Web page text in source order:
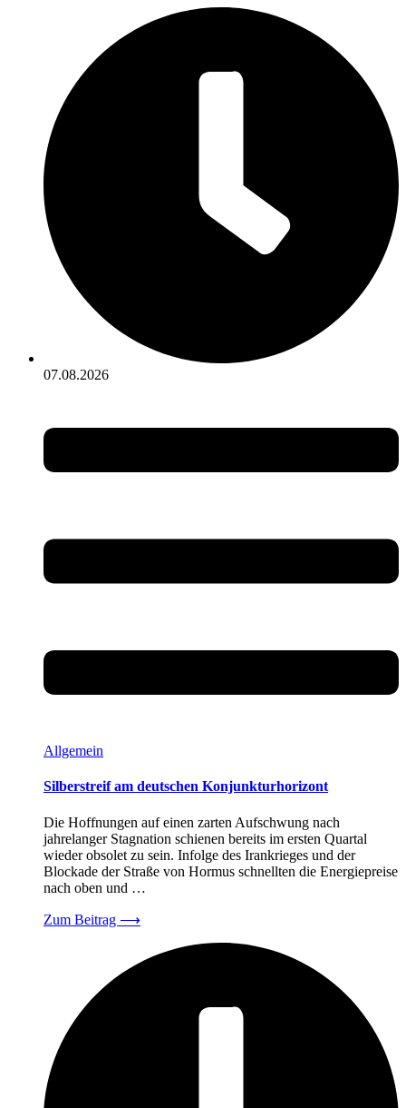
07.08.2026
Allgemein
Silberstreif am deutschen Konjunkturhorizont
Die Hoffnungen auf einen zarten Aufschwung nach
jahrelanger Stagnation schienen bereits im ersten Quartal
wieder obsolet zu sein. Infolge des Irankrieges und der
Blockade der Straße von Hormus schnellten die Energiepreise
nach oben und …
Zum Beitrag ⟶